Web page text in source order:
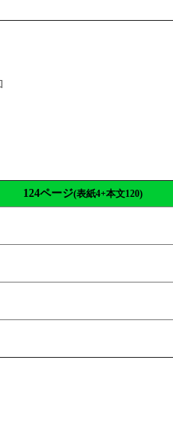
124ページ(表紙4+本文120)